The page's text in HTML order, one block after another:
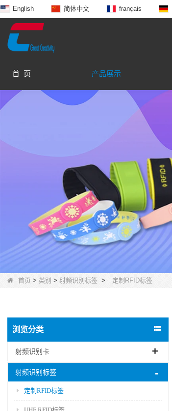
English 简体中文 français
首 页 产品展示
首页 > 类别 > 射频识别标签 > 定制RFID标签
浏览分类
射频识别卡
射频识别标签
定制RFID标签